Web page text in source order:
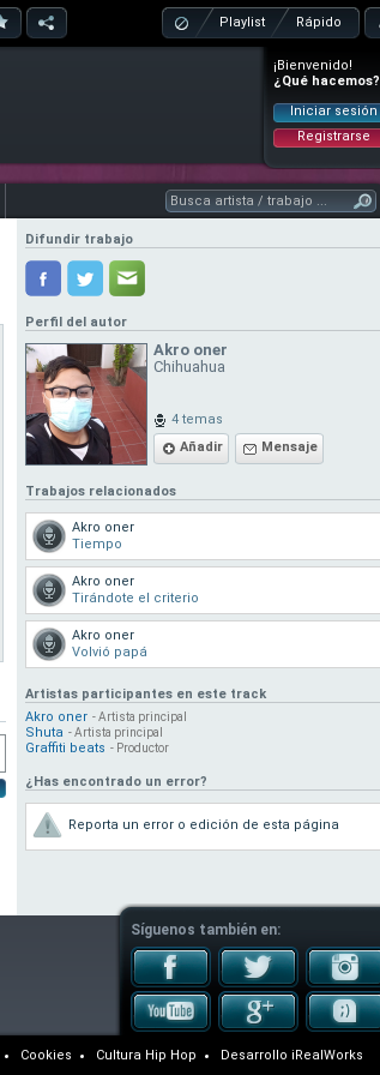
Playlist Rápido
¡Bienvenido!
¿Qué hacemos?
Iniciar sesión
Registrarse
Difundir trabajo
Perfil del autor
Akro oner
Chihuahua
4 temas
Añadir
Mensaje
Trabajos relacionados
Akro oner
Tiempo
Akro oner
Tirándote el criterio
Akro oner
Volvió papá
Artistas participantes en este track
Akro oner - Artista principal
Shuta - Artista principal
Graffiti beats - Productor
¿Has encontrado un error?
Reporta un error o edición de esta página
Síguenos también en:
Cookies Cultura Hip Hop Desarrollo iRealWorks